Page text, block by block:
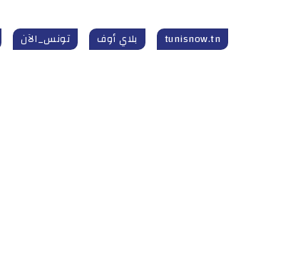
tunisnow.tn بلاي أوف تونس_الآن